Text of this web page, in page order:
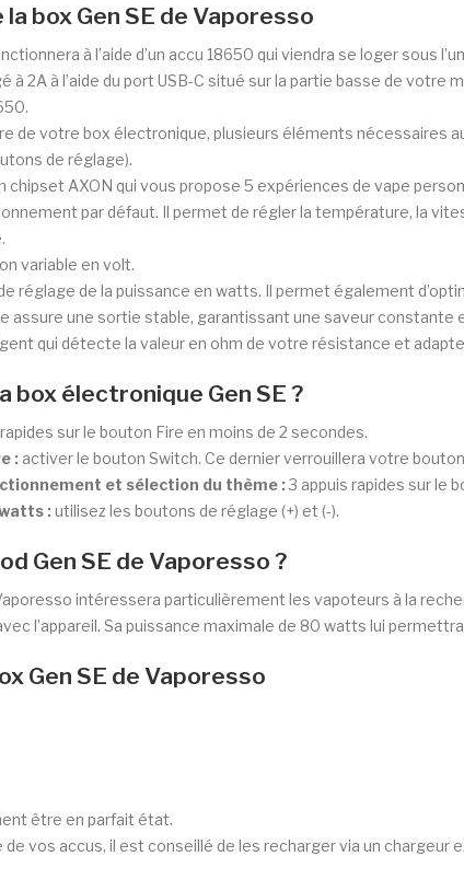
box Gen SE de Vaporesso
à l’aide d’un accu 18650 qui viendra se loger sous
à 2A à l’aide du port USB-C situé sur la partie basse de
de votre box électronique, plusieurs éléments nécessaires
de réglage).
chipset AXON qui vous propose 5 expériences de vape
par défaut. Il permet de régler la température, la
variable en volt.
réglage de la puissance en watts. Il permet également
assure une sortie stable, garantissant une saveur constante
qui détecte la valeur en ohm de votre résistance et
box électronique Gen SE ?
sur le bouton Fire en moins de 2 secondes.
: activer le bouton Switch. Ce dernier verrouillera votre
et sélection du thème :3 appuis rapides sur le
:utilisez les boutons de réglage (+) et (-).
Gen SE de Vaporesso ?
intéressera particulièrement les vapoteurs à la
l’appareil. Sa puissance maximale de 80 watts lui
Gen SE de Vaporesso
être en parfait état.
de vos accus, il est conseillé de les recharger via un chargeur